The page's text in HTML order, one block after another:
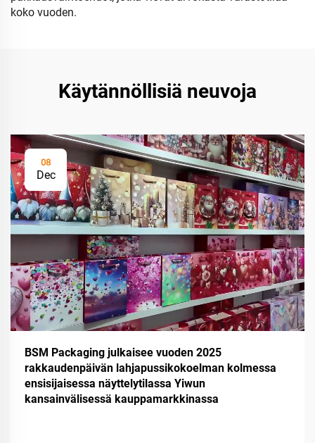
koko vuoden.
Käytännöllisiä neuvoja
08
Dec
BSM Packaging julkaisee vuoden 2025
rakkaudenpäivän lahjapussikokoelman kolmessa
ensisijaisessa näyttelytilassa Yiwun
kansainvälisessä kauppamarkkinassa